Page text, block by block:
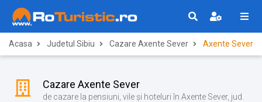
Acasa Judetul Sibiu Cazare Axente Sever Axente Sever
Cazare Axente Sever
de cazare la pensiuni, vile și hoteluri în Axente Sever, jud.